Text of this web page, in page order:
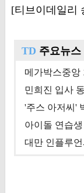
[티브이데일리
TD 주요뉴스
'주스 아저씨'